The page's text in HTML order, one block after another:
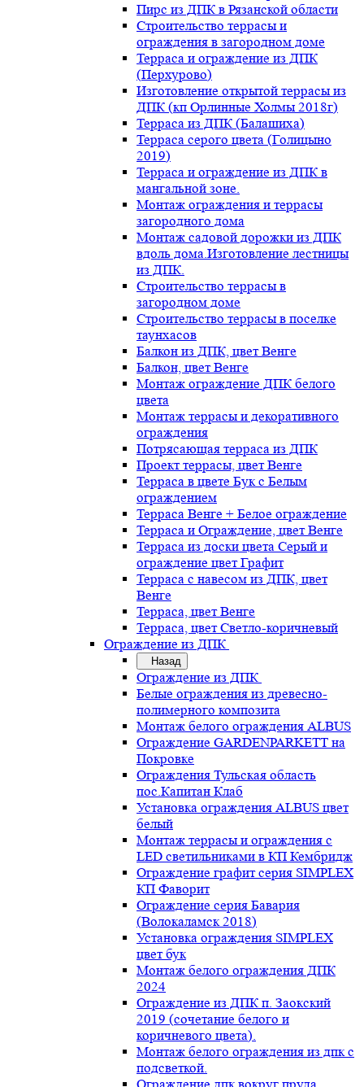
Пирс из ДПК в Рязанской области
Строительство террасы и
ограждения в загородном доме
Терраса и ограждение из ДПК
(Перхурово)
Изготовление открытой террасы из
ДПК (кп Орлинные Холмы 2018г)
Терраса из ДПК (Балашиха)
Терраса серого цвета (Голицыно
2019)
Терраса и ограждение из ДПК в
мангальной зоне.
Монтаж ограждения и террасы
загородного дома
Монтаж садовой дорожки из ДПК
вдоль дома.Изготовление лестницы
из ДПК.
Строительство террасы в
загородном доме
Строительство террасы в поселке
таунхасов
Балкон из ДПК, цвет Венге
Балкон, цвет Венге
Монтаж ограждение ДПК белого
цвета
Монтаж террасы и декоративного
ограждения
Потрясающая терраса из ДПК
Проект террасы, цвет Венге
Терраса в цвете Бук с Белым
ограждением
Терраса Венге + Белое ограждение
Терраса и Ограждение, цвет Венге
Терраса из доски цвета Серый и
ограждение цвет Графит
Терраса с навесом из ДПК, цвет
Венге
Терраса, цвет Венге
Терраса, цвет Светло-коричневый
Ограждение из ДПК
Назад
Ограждение из ДПК
Белые ограждения из древесно-
полимерного композита
Монтаж белого ограждения ALBUS
Ограждение GARDENPARKETT на
Покровке
Ограждения Тульская область
пос.Капитан Клаб
Установка ограждения ALBUS цвет
белый
Монтаж террасы и ограждения с
LED светильниками в КП Кембридж
Ограждение графит серия SIMPLEX
КП Фаворит
Ограждение серия Бавария
(Волокаламск 2018)
Установка ограждения SIMPLEX
цвет бук
Монтаж белого ограждения ДПК
2024
Ограждение из ДПК п. Заокский
2019 (сочетание белого и
коричневого цвета).
Монтаж белого ограждения из дпк с
подсветкой.